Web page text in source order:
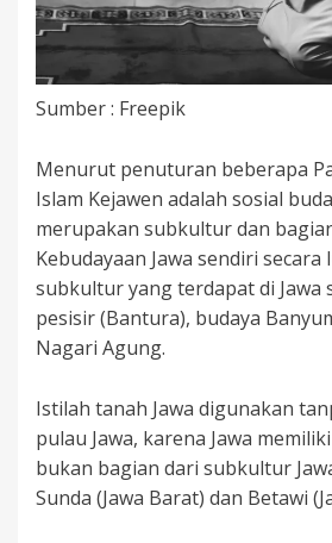
Sumber : Freepik
Menurut penuturan beberapa
Islam Kejawen adalah sosial
merupakan subkultur dan
Kebudayaan Jawa sendiri secara
subkultur yang terdapat di Jawa
pesisir (Bantura), budaya
Nagari Agung.
Istilah tanah Jawa digunakan
pulau Jawa, karena Jawa
bukan bagian dari subkultur
Sunda (Jawa Barat) dan Betawi